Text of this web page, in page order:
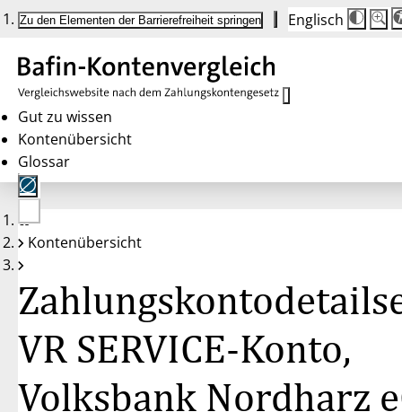
Zu den Elementen der Barrierefreiheit springen Englisch
Die
auf
100
100
Gut zu wissen
Kontenübersicht
Glossar
Keine
Konten
Kontenübersicht
VR SERVICE-Konto,
Volksbank Nordharz